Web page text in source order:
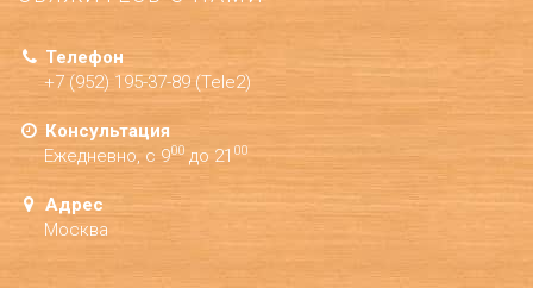
Телефон
+7 (952) 195-37-89 (Tele2)
Консультация
Ежедневно, с 900 до 21 00
Адрес
Москва